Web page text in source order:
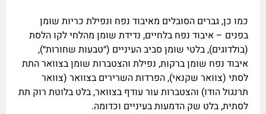
כמו כן, גברים הסובלים מאיבוד נפח ונפילת כריות שומן
בפנים – איבוד נפח בלחיים, נדידת שומן מהלחי לקו הלסת
(בולדוגים), בלטי שומן סביב העיניים (״טבעות שחורות״),
איבוד נפח שומן ברקות, נפילת והצטברות שומן בצוואר התת
לסתי (צוואר שקנאי), הפרדות השרירים בצוואר (צוואר
תרנגול הודו) והצטברות עור עודף בצוואר, בלט בלוטת רוק תת
לסתית, בלט שק הדמעות בעיניים וכדומה.